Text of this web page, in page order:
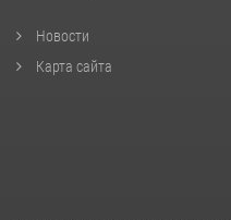
Новости
Карта сайта